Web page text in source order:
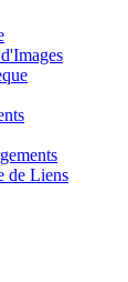
de Liens